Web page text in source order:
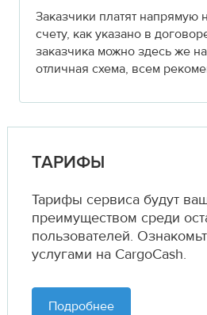
Заказчики платят напрямую
счету, как указано в
заказчика можно здесь же
отличная схема, всем
ТАРИФЫ
Тарифы сервиса будут
преимуществом среди
пользователей.
услугами на CargoCash.
Подробнее